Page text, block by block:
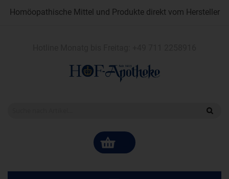
Homöopathische Mittel und Produkte direkt vom Hersteller